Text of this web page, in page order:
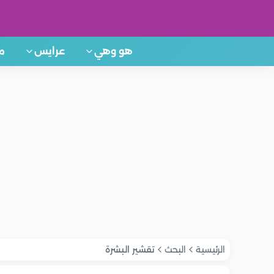
هو وهي عرايس
الرئيسية البحث تقشير البشرة